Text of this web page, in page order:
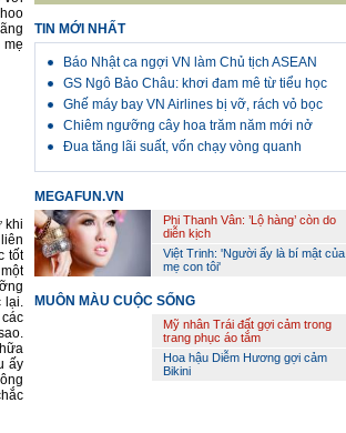
mẹ
khi
tốt
lại.
ấy
TIN MỚI NHẤT
Báo Nhật ca ngợi VN làm Chủ tịch ASEAN
GS Ngô Bảo Châu: khơi đam mê từ tiểu học
Ghế máy bay VN Airlines bị vỡ, rách vỏ bọc
Chiêm ngưỡng cây hoa trăm năm mới nở
Đua tăng lãi suất, vốn chạy vòng quanh
MEGAFUN.VN
Phi Thanh Vân: ’Lộ hàng’ còn do
diễn kịch
Việt Trinh: 'Người ấy là bí mật của
mẹ con tôi'
MUÔN MÀU CUỘC SỐNG
Mỹ nhân Trái đất gợi cảm trong
trang phục áo tắm
Hoa hậu Diễm Hương gợi cảm
Bikini